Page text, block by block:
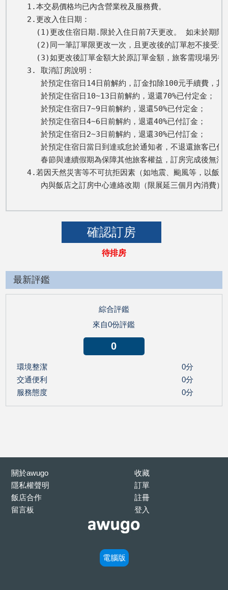
1.本交易價格均已內含營業稅及服務費。
2.更改入住日期：
(1)更改住宿日期.限於入住日前7天更改。 如未於期
(2)同一筆訂單限更改一次，且更改後的訂單恕不接受退
(3)如更改後訂單金額大於原訂單金額，旅客需現場另
3. 取消訂房說明：
於預定住宿日14日前解約，訂金扣除100元手續費，
   於預定住宿日10~13日前解約，退還70%已付定金；
   於預定住宿日7~9日前解約，退還50%已付定金；
   於預定住宿日4~6日前解約，退還40%已付訂金；
   於預定住宿日2~3日前解約，退還30%已付訂金；
於預定住宿日當日到達或怠於通知者，不退還旅客已付
春節與連續假期為保障其他旅客權益，訂房完成後無
4.若因天然災害等不可抗拒因素（如地震、颱風等，以飯
內與飯店之訂房中心連絡改期（限展延三個月內消費
待排房
最新評鑑
綜合評鑑
來自0份評鑑
0
環境整潔
0分
交通便利
0分
服務態度
0分
關於awugo
隱私權聲明
飯店合作
留言板
收藏
訂單
註冊
登入
電腦版